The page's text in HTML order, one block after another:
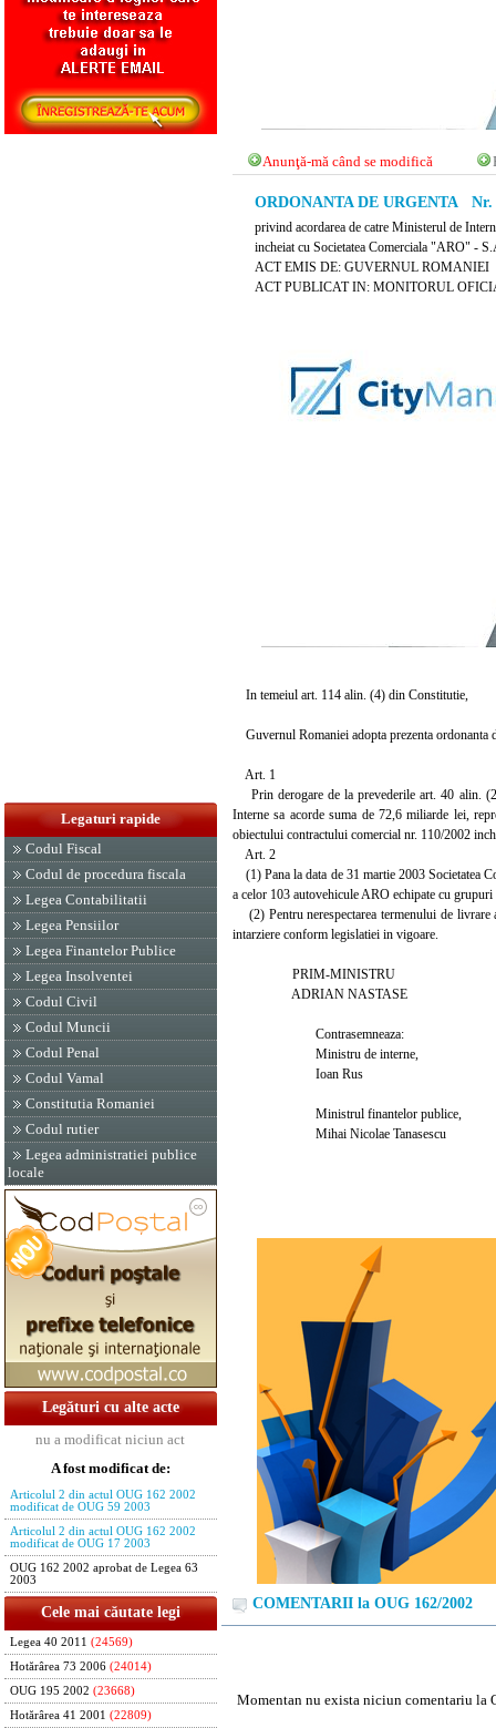
Legaturi rapide
Codul Fiscal
Codul de procedura fiscala
Legea Contabilitatii
Legea Pensiilor
Legea Finantelor Publice
Legea Insolventei
Codul Civil
Codul Muncii
Codul Penal
Codul Vamal
Constitutia Romaniei
Codul rutier
Legea administratiei publice
locale
Legături cu alte acte
nu a modificat niciun act
A fost modificat de:
Articolul 2 din actul OUG 162 2002
modificat de OUG 59 2003
Articolul 2 din actul OUG 162 2002
modificat de OUG 17 2003
OUG 162 2002 aprobat de Legea 63
2003
Cele mai căutate legi
Legea 40 2011 (24569)
Hotărârea 73 2006 (24014)
OUG 195 2002 (23668)
Hotărârea 41 2001 (22809)
Anunţă-mă când se modifică
ORDONANTA DE URGENTA Nr.
privind acordarea de catre Ministerul de
incheiat cu Societatea Comerciala "ARO" -
ACT EMIS DE: GUVERNUL ROMANIEI
ACT PUBLICAT IN: MONITORUL
In temeiul art. 114 alin. (4) din Constitutie,
Guvernul Romaniei adopta prezenta ordonanta
Art. 1
Prin derogare de la prevederile art. 40 alin.
Interne sa acorde suma de 72,6 miliarde lei,
obiectului contractului comercial nr. 110/2002
Art. 2
(1) Pana la data de 31 martie 2003 Societatea
a celor 103 autovehicule ARO echipate cu
(2) Pentru nerespectarea termenului de livrare
intarziere conform legislatiei in vigoare.
PRIM-MINISTRU
ADRIAN NASTASE
Contrasemneaza:
Ministru de interne,
Ioan Rus
Ministrul finantelor publice,
Mihai Nicolae Tanasescu
COMENTARII la OUG 162/2002
Momentan nu exista niciun comentariu la